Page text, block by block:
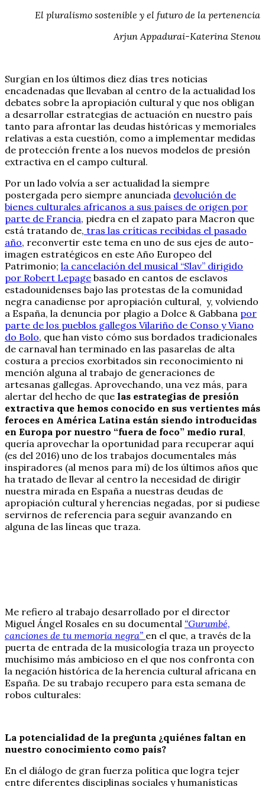
El pluralismo sostenible y el futuro de la pertenencia
Arjun Appadurai-Katerina Stenou
Surgían en los últimos diez días tres noticias
encadenadas que llevaban al centro de la actualidad los
debates sobre la apropiación cultural y que nos obligan
a desarrollar estrategias de actuación en nuestro país
tanto para afrontar las deudas históricas y memoriales
relativas a esta cuestión, como a implementar medidas
de protección frente a los nuevos modelos de presión
extractiva en el campo cultural.
Por un lado volvía a ser actualidad la siempre
postergada pero siempre anunciada devolución de
bienes culturales africanos a sus países de origen por
parte de Francia, piedra en el zapato para Macron que
está tratando de, tras las críticas recibidas el pasado
año, reconvertir este tema en uno de sus ejes de auto-
imagen estratégicos en este Año Europeo del
Patrimonio; la cancelación del musical “Slav” dirigido
por Robert Lepage basado en cantos de esclavos
estadounidenses bajo las protestas de la comunidad
negra canadiense por apropiación cultural, y, volviendo
a España, la denuncia por plagio a Dolce & Gabbana por
parte de los pueblos gallegos Vilariño de Conso y Viano
do Bolo, que han visto cómo sus bordados tradicionales
de carnaval han terminado en las pasarelas de alta
costura a precios exorbitados sin reconocimiento ni
mención alguna al trabajo de generaciones de
artesanas gallegas. Aprovechando, una vez más, para
alertar del hecho de que las estrategias de presión
extractiva que hemos conocido en sus vertientes más
feroces en América Latina están siendo introducidas
en Europa por nuestro “fuera de foco” medio rural,
quería aprovechar la oportunidad para recuperar aquí
(es del 2016) uno de los trabajos documentales más
inspiradores (al menos para mí) de los últimos años que
ha tratado de llevar al centro la necesidad de dirigir
nuestra mirada en España a nuestras deudas de
apropiación cultural y herencias negadas, por si pudiese
servirnos de referencia para seguir avanzando en
alguna de las líneas que traza.
Me refiero al trabajo desarrollado por el director
Miguel Ángel Rosales en su documental “Gurumbé,
canciones de tu memoria negra” en el que, a través de la
puerta de entrada de la musicología traza un proyecto
muchísimo más ambicioso en el que nos confronta con
la negación histórica de la herencia cultural africana en
España. De su trabajo recupero para esta semana de
robos culturales:
La potencialidad de la pregunta ¿quiénes faltan en
nuestro conocimiento como país?
En el diálogo de gran fuerza política que logra tejer
entre diferentes disciplinas sociales y humanísticas